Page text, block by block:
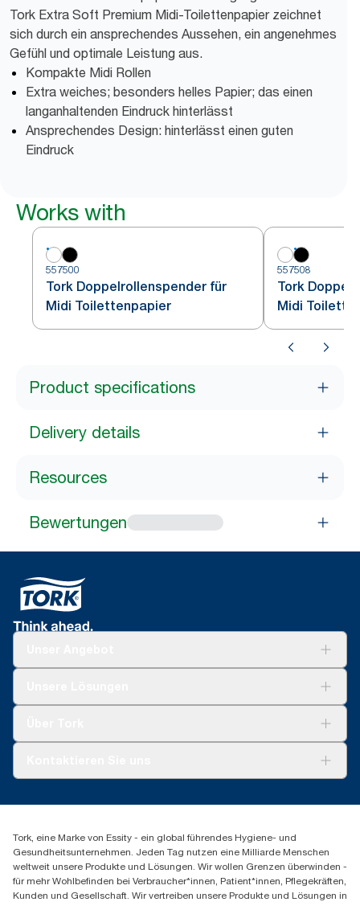
Tork Extra Soft Premium Midi-Toilettenpapier zeichnet
sich durch ein ansprechendes Aussehen, ein angenehmes
Gefühl und optimale Leistung aus.
Kompakte Midi Rollen
Extra weiches; besonders helles Papier; das einen
langanhaltenden Eindruck hinterlässt
Ansprechendes Design: hinterlässt einen guten
Eindruck
Works with
557500
Tork Doppelrollenspender für
Midi Toilettenpapier
557508
Tork
Midi
Product specifications
Delivery details
Resources
Bewertungen
Spenderreklamation
+43 (0) 8 10-22 00 84
Essity Austria Vertriebs GmbH
Am Europlatz 2
1120 Wien
Mo-Do 8:00-16:30 | Fr 8:00-15:00
Tork, eine Marke von Essity - ein global führendes Hygiene- und
Gesundheitsunternehmen. Jeden Tag nutzen eine Milliarde Menschen
weltweit unsere Produkte und Lösungen. Wir wollen Grenzen überwinden -
für mehr Wohlbefinden bei Verbraucher*innen, Patient*innen, Pflegekräften,
Kunden und Gesellschaft. Wir vertreiben unsere Produkte und Lösungen in